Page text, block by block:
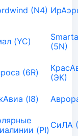
(N4)
(YC)
(5N)
(6R)
(ЭК)
(I8)
(PI) СиЛА